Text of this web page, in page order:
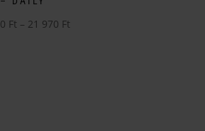
Ft – 21 970 Ft